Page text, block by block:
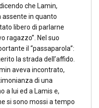
che Lamin,
assente in quanto
libero di parlarne
ragazzo”. Nel suo
il “passaparola”:
la strada dell’affido.
aveva incontrato,
di una
a lui ed a Lamis e,
si sono mossi a tempo